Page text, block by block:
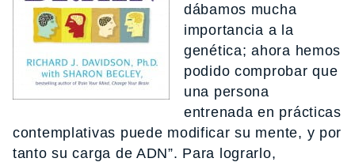
dábamos mucha
importancia a la
genética; ahora hemos
podido comprobar que
una persona
entrenada en prácticas
contemplativas puede modificar su mente, y por
tanto su carga de ADN”. Para lograrlo,